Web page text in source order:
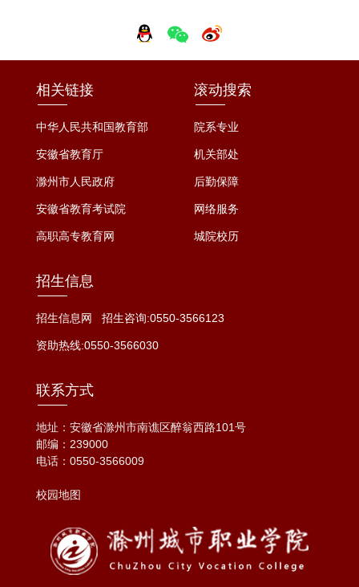
相关链接
中华人民共和国教育部
安徽省教育厅
滁州市人民政府
安徽省教育考试院
高职高专教育网
滚动搜索
院系专业
机关部处
后勤保障
网络服务
城院校历
招生信息
招生信息网 招生咨询:0550-3566123
资助热线:0550-3566030
联系方式
地址：安徽省滁州市南谯区醉翁西路101号
邮编：239000
电话： 0550-3566009
校园地图